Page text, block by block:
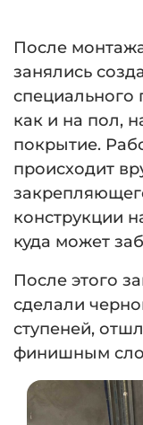
После
занялись
специального
как и на пол,
покрытие.
происходит
конструкции
куда может
После этого
сделали
ступеней,
финишным